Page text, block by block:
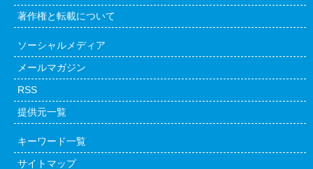
著作権と転載について
ソーシャルメディア
メールマガジン
RSS
提供元一覧
キーワード一覧
サイトマップ